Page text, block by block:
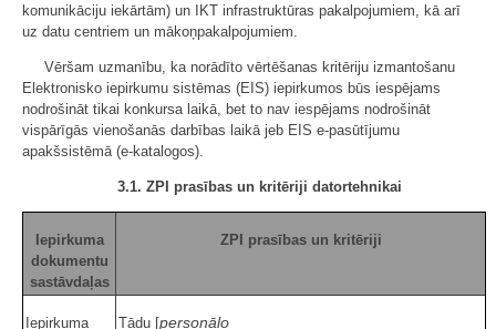
komunikāciju iekārtām) un IKT infrastruktūras pakalpojumiem, kā arī
uz datu centriem un mākoņpakalpojumiem.
Vēršam uzmanību, ka norādīto vērtēšanas kritēriju izmantošanu
Elektronisko iepirkumu sistēmas (EIS) iepirkumos būs iespējams
nodrošināt tikai konkursa laikā, bet to nav iespējams nodrošināt
vispārīgās vienošanās darbības laikā jeb EIS e-pasūtījumu
apakšsistēmā (e-katalogos).
3.1. ZPI prasības un kritēriji datortehnikai
Iepirkuma
dokumentu
sastāvdaļas
ZPI prasības un kritēriji
Iepirkuma
Tādu [personālo